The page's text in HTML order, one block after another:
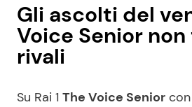
Gli ascolti del
Voice Senior
rivali
Su Rai 1 The Voice Senior